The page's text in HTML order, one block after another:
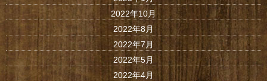
2022年10月
2022年8月
2022年7月
2022年5月
2022年4月